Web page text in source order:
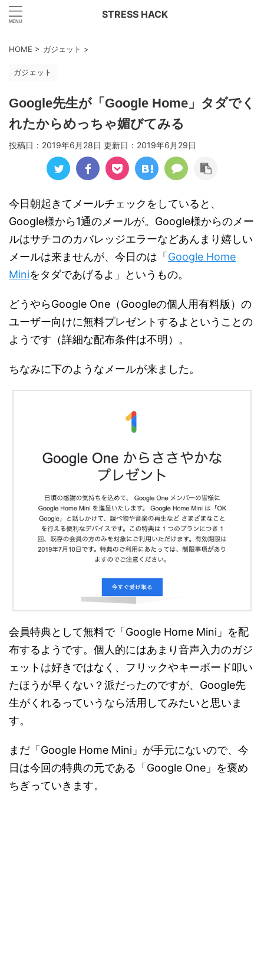
STRESS HACK
HOME > ガジェット >
ガジェット
Google先生が「Google Home」タダでく
れたからめっちゃ媚びてみる
投稿日：2019年6月28日 更新日： 2019年6月29日
今日朝起きてメールチェックをしていると、
Google様から1通のメールが。Google様からのメー
ルはサチコのカバレッジエラーなどあんまり嬉しい
メールは来ませんが、今日のは「 Google Home
Miniをタダであげるよ」というもの。
どうやらGoogle One（Googleの個人用有料版）の
ユーザー向けに無料プレゼントするよということの
ようです（詳細な配布条件は不明）。
ちなみに下のようなメールが来ました。
会員特典として無料で「Google Home Mini」を配
布するようです。個人的にはあまり音声入力のガジ
ェットは好きではなく、フリックやキーボード叩い
たほうが早くない？派だったのですが、Google先
生がくれるっていうなら活用してみたいと思いま
す。
まだ「Google Home Mini」が手元にないので、今
日は今回の特典の元である「Google One」を褒め
ちぎっていきます。